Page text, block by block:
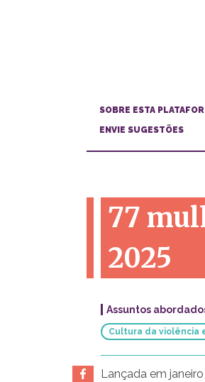
SOBRE ESTA
ENVIE SUGESTÕES
77
2025
Assuntos
Cultura da violência
Lançada em